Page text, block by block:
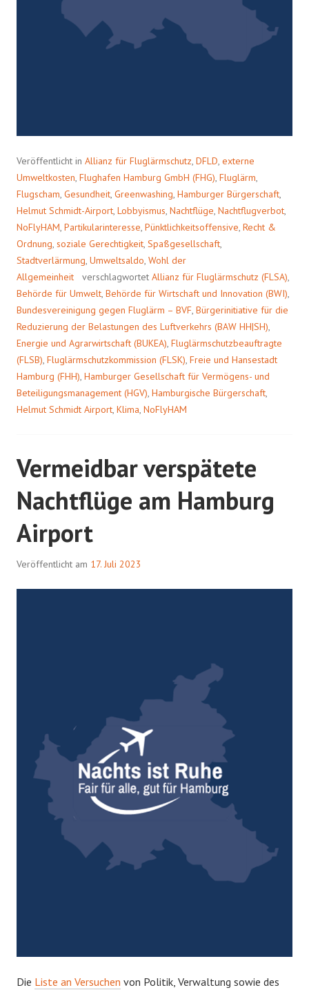
Veröffentlicht in Allianz für Fluglärmschutz DFLD externe
Umweltkosten Flughafen Hamburg GmbH (FHG) Fluglärm
Flugscham Gesundheit Greenwashing Hamburger Bürgerschaft
Helmut Schmidt-Airport Lobbyismus Nachtflüge Nachtflugverbot
NoFlyHAM Partikularinteresse Pünktlichkeitsoffensive Recht &
Ordnung soziale Gerechtigkeit Spaßgesellschaft
Stadtverlärmung Umweltsaldo Wohl der
Allgemeinheit
verschlagwortet Allianz für Fluglärmschutz (FLSA)
Behörde für Umwelt Behörde für Wirtschaft und Innovation (BWI)
Bundesvereinigung gegen Fluglärm – BVF Bürgerinitiative für die
Reduzierung der Belastungen des Luftverkehrs (BAW HH|SH)
Energie und Agrarwirtschaft (BUKEA) Fluglärmschutzbeauftragte
(FLSB) Fluglärmschutzkommission (FLSK) Freie und Hansestadt
Hamburg (FHH) Hamburger Gesellschaft für Vermögens- und
Beteiligungsmanagement (HGV) Hamburgische Bürgerschaft
Helmut Schmidt Airport Klima NoFlyHAM
Vermeidbar verspätete
Nachtflüge am Hamburg
Airport
Veröffentlicht am 17. Juli 2023
Die Liste an Versuchen von Politik, Verwaltung sowie des